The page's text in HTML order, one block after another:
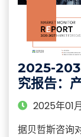
2025-
究报告：
业分析
2025年01
据贝哲斯咨询